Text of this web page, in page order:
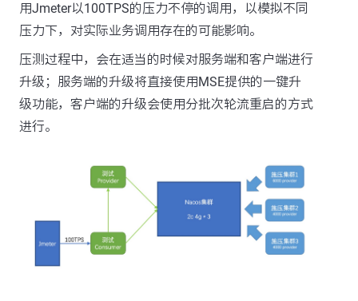
用Jmeter以100TPS的压力不停的调用，以模拟不同
压力下，对实际业务调用存在的可能影响。
压测过程中，会在适当的时候对服务端和客户端进行
升级；服务端的升级将直接使用MSE提供的一键升
级功能，客户端的升级会使用分批次轮流重启的方式
进行。